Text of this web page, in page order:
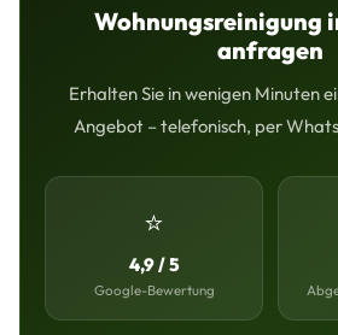
Wohnungsreinigung
anfragen
Erhalten Sie in wenigen Minuten
Angebot – telefonisch, per
⭐
4,9 / 5
Google-Bewertung